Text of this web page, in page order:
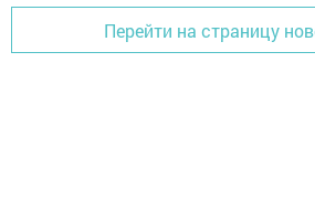
Перейти на страницу